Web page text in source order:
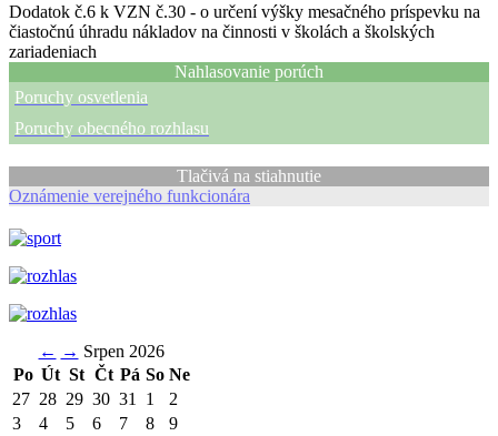
Dodatok č.6 k VZN č.30 - o určení výšky mesačného príspevku na
čiastočnú úhradu nákladov na činnosti v školách a školských
zariadeniach
Nahlasovanie porúch
Poruchy osvetlenia
Poruchy obecného rozhlasu
Tlačivá na stiahnutie
Oznámenie verejného funkcionára
← → Srpen 2026
Po Út St Čt Pá So Ne
27 28 29 30 31 1
2
3
4 5 6 7 8
9